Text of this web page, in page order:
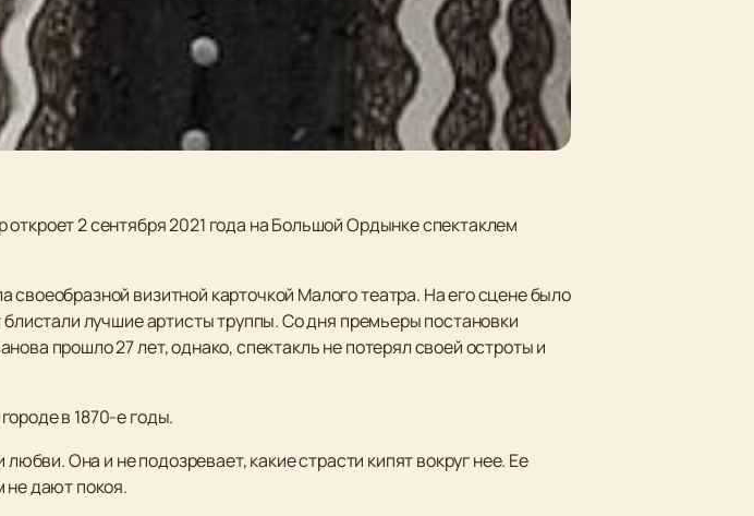
2 сентября 2021 года на Большой Ордынке спектаклем
визитной карточкой Малого театра. На его сцене было
лучшие артисты труппы. Со дня премьеры постановки
прошло 27 лет, однако, спектакль не потерял своей остроты и
в 1870-е годы.
Она и не подозревает, какие страсти кипят вокруг нее. Ее
не дают покоя.